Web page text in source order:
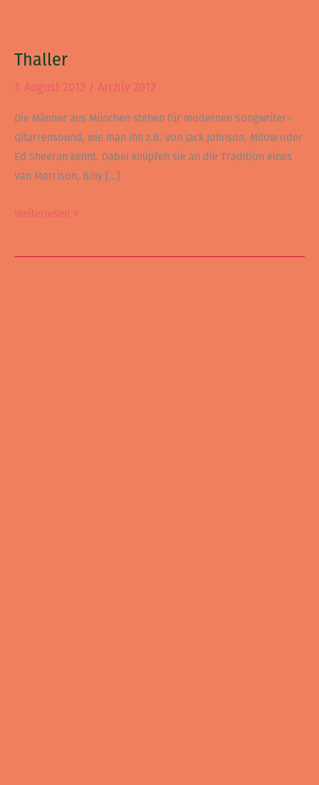
Thaller
7. August 2012 / Archiv 2012
Die Männer aus München stehen für modernen Songwriter–
Gitarrensound, wie man ihn z.B. von Jack Johnson, Milow oder
Ed Sheeran kennt. Dabei knüpfen sie an die Tradition eines
Van Morrison, Billy […]
Weiterlesen »